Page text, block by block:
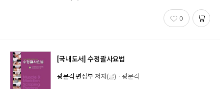
0
[국내도서] 수정괄사요법
광문각 편집부 저자(글) 광문각